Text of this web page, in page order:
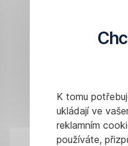
K tomu
ukládají ve
reklamním
používáte,